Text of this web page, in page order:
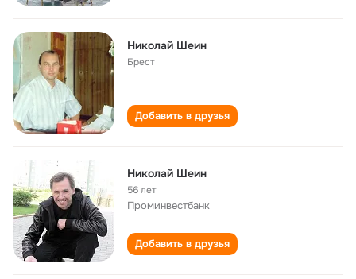
Николай Шеин
Брест
Добавить в друзья
Николай Шеин
56 лет
Проминвестбанк
Добавить в друзья